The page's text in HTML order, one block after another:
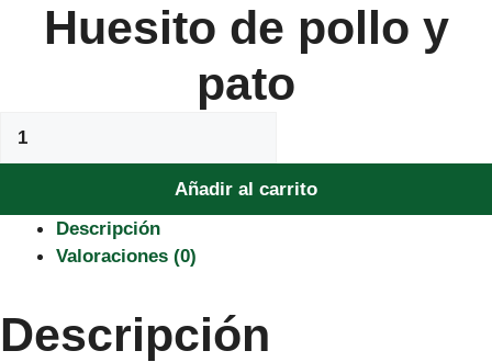
Huesito de pollo y
pato
de
pato
cantidad
Añadir al carrito
Descripción
Valoraciones (0)
Descripción